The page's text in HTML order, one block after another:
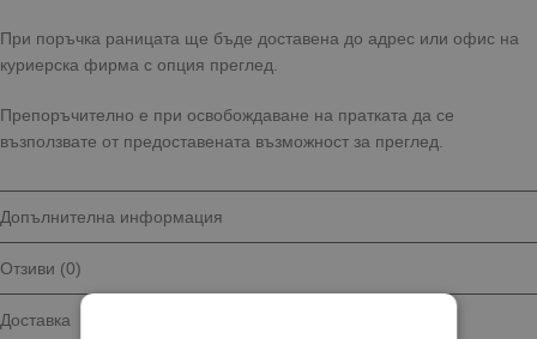
При поръчка раницата ще бъде доставена до адрес или офис на
куриерска фирма с опция преглед.
Препоръчително е при освобождаване на пратката да се
възползвате от предоставената възможност за преглед.
Допълнителна информация
Отзиви (0)
Доставка